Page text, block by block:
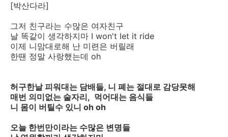
[박산다라]
그저 친구라는 수많은 여자친구
날 똑같이 생각하지마 I won't let it ride
이제 니맘대로해 난 미련은 버릴래
한땐 정말 사랑했는데 oh
허구한날 피워대는 담배들, 니 폐는 절대로 감당못해
매번 의미없는 술자리, 먹어대는 음식들
니 몸이 버틸수 있니 oh oh
오늘 한번만이라는 수많은 변명들